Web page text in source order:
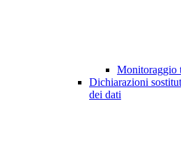
Monitoraggio
Dichiarazioni
dei dati